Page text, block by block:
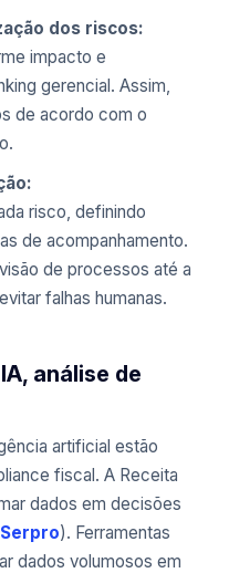
dos riscos:
impacto e
gerencial. Assim,
de acordo com o
risco, definindo
de acompanhamento.
de processos até a
falhas humanas.
análise de
artificial estão
fiscal. A Receita
dados em decisões
). Ferramentas
dados volumosos em